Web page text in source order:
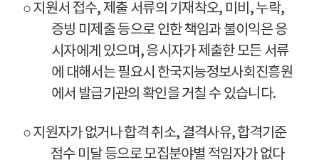
○ 지원서 접수, 제출 서류의 기재착오, 미비, 누락,
증빙 미제출 등으로 인한 책임과 불이익은 응
시자에게 있으며, 응시자가 제출한 모든 서류
에 대해서는 필요시 한국지능정보사회진흥원
에서 발급기관의 확인을 거칠 수 있습니다.
○ 지원자가 없거나 합격 취소, 결격사유, 합격기준
점수 미달 등으로 모집분야별 적임자가 없다